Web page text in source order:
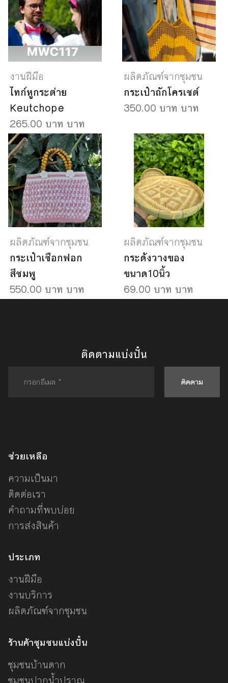
งานฝีมือ
ไทก์หูกระต่าย
Keutchope
265.00 บาท บาท
ผลิตภัณฑ์จากชุมชน
กระเป๋าถักโครเชต์
350.00 บาท บาท
ผลิตภัณฑ์จากชุมชน
กระเป๋าเชือกฟอก
สีชมพู
550.00 บาท บาท
ผลิตภัณฑ์จากชุมชน
กระด้งวางของ
ขนาด10นิ้ว
69.00 บาท บาท
ติดตามแบ่งปั๋น
ติดตาม
ช่วยเหลือ
ความเป็นมา
ติดต่อเรา
คำถามที่พบบ่อย
การส่งสินค้า
ประเภท
งานฝีมือ
งานบริการ
ผลิตภัณฑ์จากชุมชน
ร้านค้าชุมชนแบ่งปั๋น
ชุมชนบ้านตาก